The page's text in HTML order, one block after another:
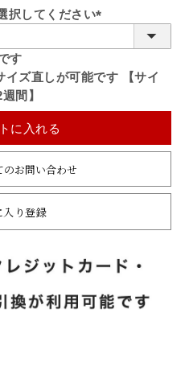
択してください
須)
す
ズ直しが可能です 【サイ
間】
入り登録
に入れる
お問い合わせ